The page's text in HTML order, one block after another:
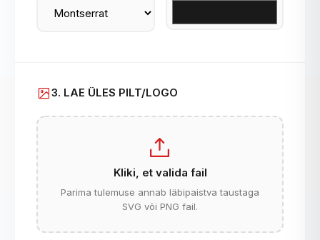
3. LAE ÜLES PILT/LOGO
Kliki, et valida fail
Parima tulemuse annab läbipaistva taustaga
SVG või PNG fail.